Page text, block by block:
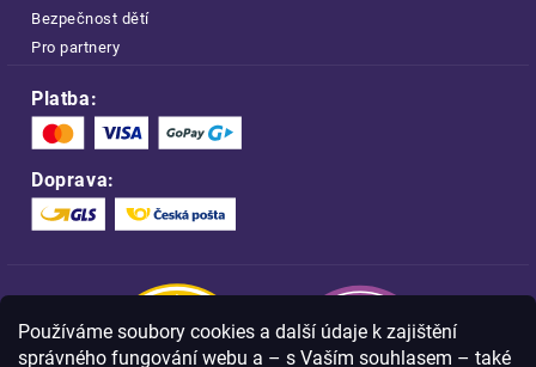
Používáme soubory cookies a další údaje k zajištění
správného fungování webu a – s Vaším souhlasem – také
Bezpečnost dětí
Pro partnery
Platba:
Doprava: